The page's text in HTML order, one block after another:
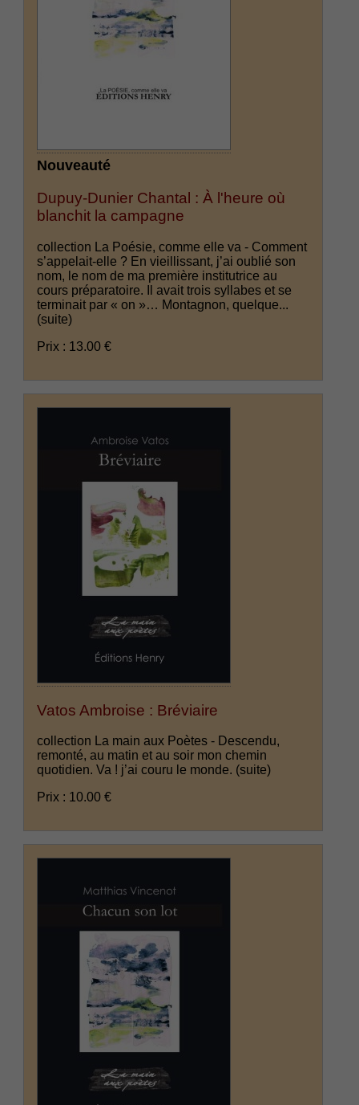
Nouveauté
Dupuy-Dunier Chantal : À l'heure où
blanchit la campagne
collection La Poésie, comme elle va - Comment
s’appelait-elle ? En vieillissant, j’ai oublié son
nom, le nom de ma première institutrice au
cours préparatoire. Il avait trois syllabes et se
terminait par « on »… Montagnon, quelque...
(suite)
Prix : 13.00 €
Vatos Ambroise : Bréviaire
collection La main aux Poètes - Descendu,
remonté, au matin et au soir mon chemin
quotidien. Va ! j’ai couru le monde. (suite)
Prix : 10.00 €